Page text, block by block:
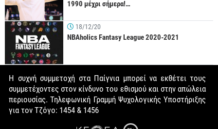
1990 μέχρι σήμερα!…
18/12/20
NBAholics Fantasy League 2020-2021
Η συχνή συμμετοχή στα Παίγνια μπορεί να εκθέτει τους
συμμετέχοντες στον κίνδυνο του εθισμού και στην απώλεια
περιουσίας. Τηλεφωνική Γραμμή Ψυχολογικής Υποστήριξης
για τον Τζόγο: 1454 & 1456